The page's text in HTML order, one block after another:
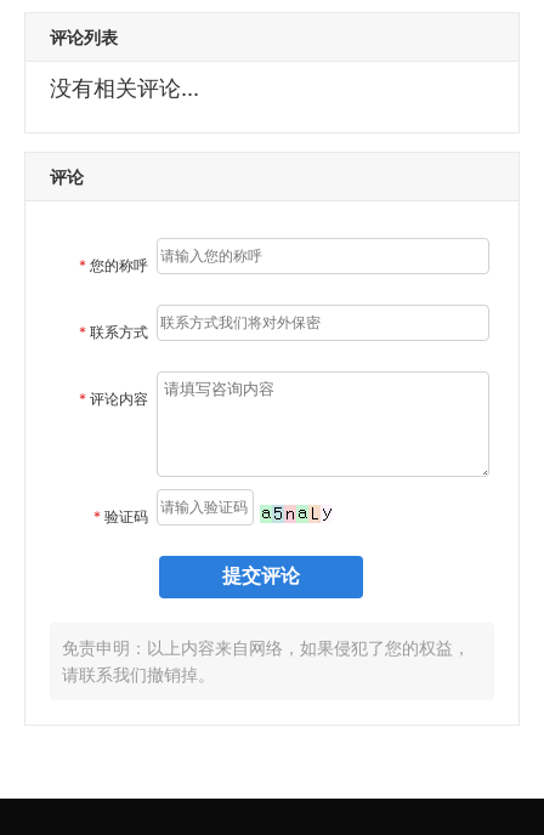
评论列表
没有相关评论...
评论
* 您的称呼
* 联系方式
* 评论内容
* 验证码
免责申明：以上内容来自网络，如果侵犯了您的权益，
请联系我们撤销掉。